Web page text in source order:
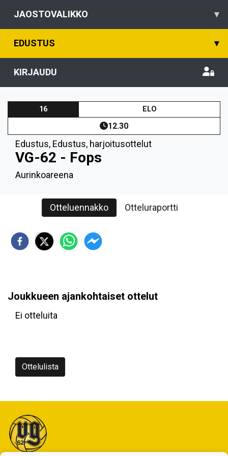
JAOSTOVALIKKO ▾
EDUSTUS ▾
KIRJAUDU
16 ELO
12.30
Edustus, Edustus, harjoitusottelut
VG-62 - Fops
Aurinkoareena
Otteluennakko Otteluraportti
Joukkueen ajankohtaiset ottelut
Ei otteluita
Ottelulista